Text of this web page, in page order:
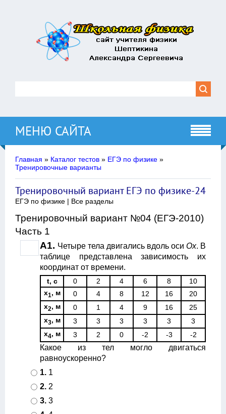
МЕНЮ САЙТА
Главная » Каталог тестов » ЕГЭ по физике »
Тренировочные варианты
Тренировочный вариант ЕГЭ по физике-24
ЕГЭ по физике | Все разделы
Тренировочный вариант №04 (ЕГЭ-2010)
Часть 1
А1. Четыре тела двигались вдоль оси Ох. В
таблице представлена зависимость их
координат от времени.
t, с 0 2 4 6 8
10
x1, м 0 4 8 12 16
20
x2, м 0 1 4 9 16
25
x3, м 3 3 3 3 3
3
x4, м 3 2 0 -2 -3 -2
Какое из тел могло двигаться
равноускоренно?
1. 1
2. 2
3. 3